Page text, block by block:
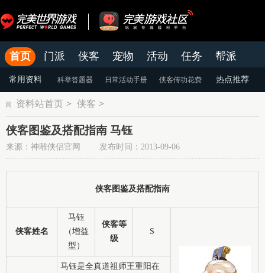
首页 门派 侠客 宠物 活动 任务
帮派
官网
论坛 老虎游戏APP
常用资料 科举答题器 日常活动手册 侠客传功花费 热点推荐
颜色蜕变 天命系统 染色系统
资料站首页 > 侠客 >
侠客图鉴及搭配指南 马钰
来源：神雕侠侣官网 发布时间：2013-09-06
侠客图鉴及搭配指南
侠客姓名
马钰
（增益
型）
侠客等
级
S
马钰是全真道祖师王重阳在